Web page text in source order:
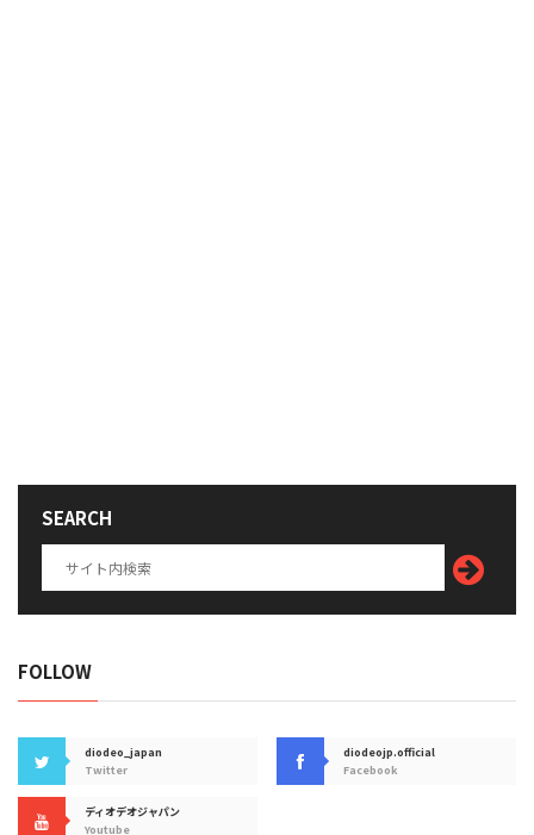
SEARCH
FOLLOW
diodeo_japan
Twitter
diodeojp.official
Facebook
ディオデオジャパン
Youtube